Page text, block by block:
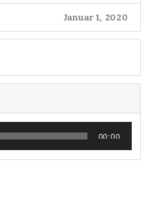
Januar 1, 2020
00:00